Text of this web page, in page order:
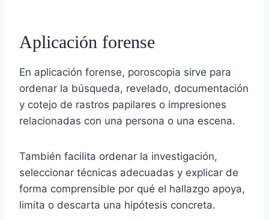
Aplicación forense
En aplicación forense, poroscopia sirve para
ordenar la búsqueda, revelado, documentación
y cotejo de rastros papilares o impresiones
relacionadas con una persona o una escena.
También facilita ordenar la investigación,
seleccionar técnicas adecuadas y explicar de
forma comprensible por qué el hallazgo apoya,
limita o descarta una hipótesis concreta.